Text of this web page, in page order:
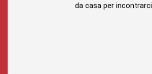
da casa per incontrarci